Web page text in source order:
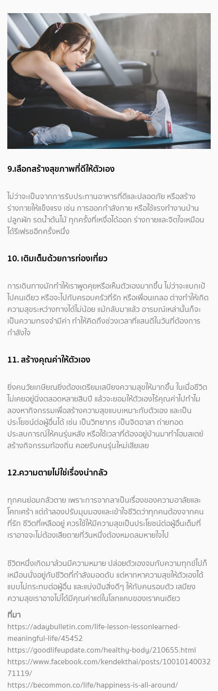
9.เลือกสร้างสุขภาพที่ดีให้ตัวเอง
ไม่ว่าจะเป็นจากการรับประทานอาหารที่ดีและปลอดภัย หรือสร้าง
ร่างกายให้แข็งแรง เช่น การออกกำลังกาย หรือใช้แรงทำงานบ้าน
ปลูกผัก รดน้ำต้นไม้ ทุกครั้งที่เหงื่อได้ออก ร่างกายและจิตใจเหมือน
ได้รีเฟรชอีกครั้งหนึ่ง
10. เติมเต็มด้วยการท่องเที่ยว
การเดินทางมักทำให้เราพูดคุยหรือเห็นตัวเองมากขึ้น ไม่ว่าจะแบกเป้
ไปคนเดียว หรือจะไปกับครอบครัวที่รัก หรือเพื่อนเกลอ ต่างทำให้เกิด
ความสุขระหว่างทางได้ไม่น้อย แม้กลับมาแล้ว อารมณ์เหล่านั้นก็จะ
เป็นความทรงจำมีค่า ทำให้คิดถึงช่วงเวลาที่แสนดีในวันที่ต้องการ
กำลังใจ
11. สร้างคุณค่าให้ตัวเอง
ยิ่งคนวัยเกษียณยิ่งต้องเตรียมเสบียงความสุขให้มากขึ้น ในเมื่อชีวิต
ไม่เคยอยู่นิ่งตลอดหลายสิบปี แล้วจะยอมให้ตัวเองไร้คุณค่าไปทำไม
ลองหากิจกรรมเพื่อสร้างความสุขแบบเหมาะกับตัวเอง และเป็น
ประโยชน์ต่อผู้อื่นได้ เช่น เป็นวิทยากร เป็นจิตอาสา ถ่ายทอด
ประสบการณ์ให้คนรุ่นหลัง หรือใช้เวลาที่ต้องอยู่บ้านมาทำโฮมสเตย์
สร้างกิจกรรมท้องถิ่น คอยรับคนรุ่นใหม่เสียเลย
12.ความตายไม่ใช่เรื่องน่ากลัว
ทุกคนย่อมกลัวตาย เพราะการจากลาเป็นเรื่องของความอาลัยและ
โศกเศร้า แต่ถ้าลองปรับมุมมองและเข้าใจชีวิตว่าทุกคนต้องจากคน
ที่รัก ชีวิตที่เหลืออยู่ ควรใช้ให้มีความสุขเป็นประโยชน์ต่อผู้อื่นเต็มที่
เราอาจจะไม่ต้องเสียดายที่วันหนึ่งต้องหมดลมหายใจไป
ชีวิตหนึ่งเกิดมาล้วนมีความหมาย ปล่อยตัวเองจมกับความทุกข์ไปก็
เหมือนนั่งอยู่กับชีวิตที่กำลังมอดดับ แต่หากหาความสุขให้ตัวเองได้
แบบไม่กระทบต่อผู้อื่น และแบ่งปันสิ่งดีๆ ให้กับคนรอบตัว เสบียง
ความสุขเราอาจไม่ได้มีคุณค่าแต่ในโลกแคบของเราคนเดียว
ที่มา
https://adaybulletin.com/life-lesson-lessonlearned-
meaningful-life/45452
https://goodlifeupdate.com/healthy-body/210655.html
https://www.facebook.com/kendekthai/posts/10010140032
71119/
https://becommon.co/life/happiness-is-all-around/